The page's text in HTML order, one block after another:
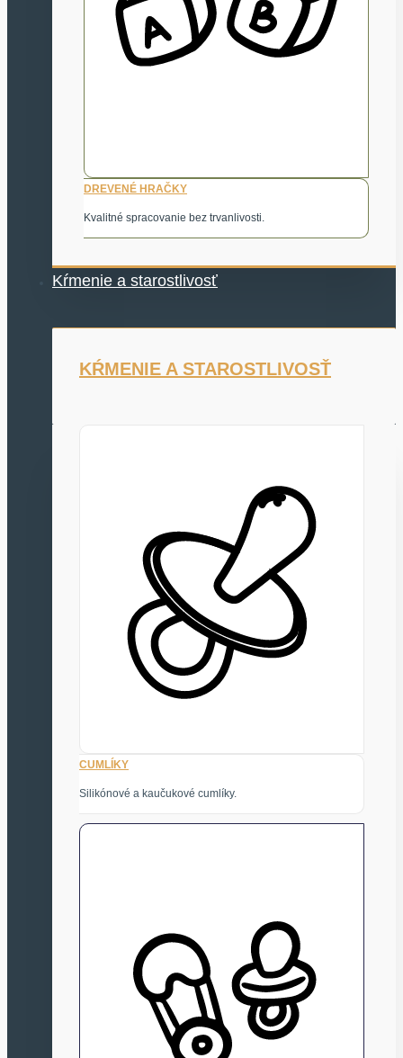
DREVENÉ HRAČKY
Kvalitné spracovanie bez trvanlivosti.
Kŕmenie a starostlivosť
KŔMENIE A STAROSTLIVOSŤ
CUMLÍKY
Silikónové a kaučukové cumlíky.